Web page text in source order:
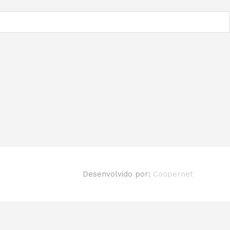
Desenvolvido por: Coopernet